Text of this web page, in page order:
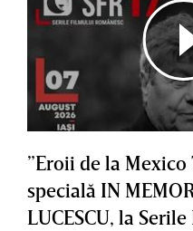
”Eroii de la Mexico
specială IN
LUCESCU, la